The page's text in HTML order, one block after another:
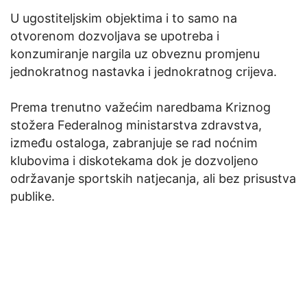
U ugostiteljskim objektima i to samo na
otvorenom dozvoljava se upotreba i
konzumiranje nargila uz obveznu promjenu
jednokratnog nastavka i jednokratnog crijeva.
Prema trenutno važećim naredbama Kriznog
stožera Federalnog ministarstva zdravstva,
između ostaloga, zabranjuje se rad noćnim
klubovima i diskotekama dok je dozvoljeno
održavanje sportskih natjecanja, ali bez prisustva
publike.